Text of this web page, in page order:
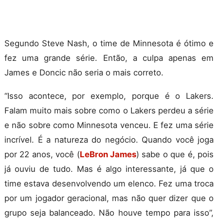
Segundo Steve Nash, o time de Minnesota é ótimo e
fez uma grande série. Então, a culpa apenas em
James e Doncic não seria o mais correto.
“Isso acontece, por exemplo, porque é o Lakers.
Falam muito mais sobre como o Lakers perdeu a série
e não sobre como Minnesota venceu. E fez uma série
incrível. É a natureza do negócio. Quando você joga
por 22 anos, você (LeBron James) sabe o que é, pois
já ouviu de tudo. Mas é algo interessante, já que o
time estava desenvolvendo um elenco. Fez uma troca
por um jogador geracional, mas não quer dizer que o
grupo seja balanceado. Não houve tempo para isso”,